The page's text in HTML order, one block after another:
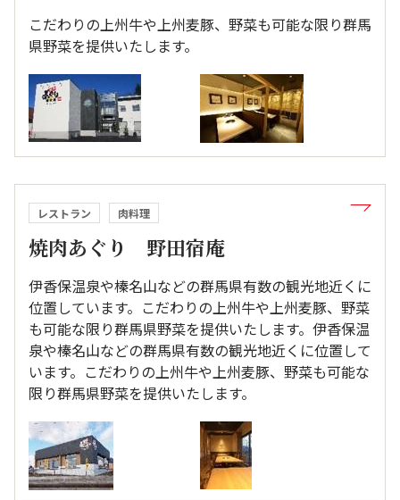
こだわりの上州牛や上州麦豚、野菜も可能な限り群馬
県野菜を提供いたします。
レストラン 肉料理
焼肉あぐり 野田宿庵
伊香保温泉や榛名山などの群馬県有数の観光地近くに
位置しています。こだわりの上州牛や上州麦豚、野菜
も可能な限り群馬県野菜を提供いたします。伊香保温
泉や榛名山などの群馬県有数の観光地近くに位置して
います。こだわりの上州牛や上州麦豚、野菜も可能な
限り群馬県野菜を提供いたします。